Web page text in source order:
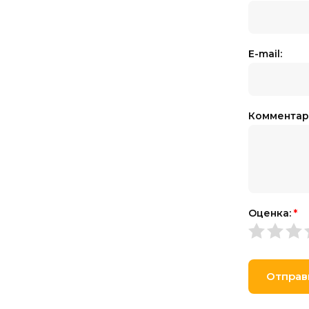
E-mail:
Оценка: *